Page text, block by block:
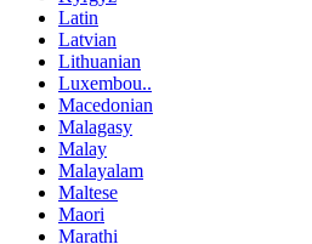
Latin
Latvian
Lithuanian
Luxembou..
Macedonian
Malagasy
Malay
Malayalam
Maltese
Maori
Marathi